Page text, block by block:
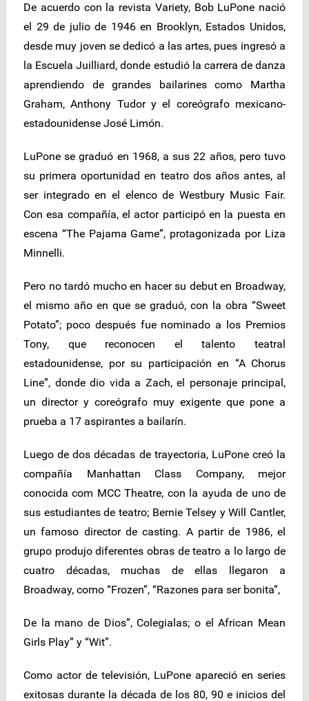
De acuerdo con la revista Variety, Bob LuPone nació
el 29 de julio de 1946 en Brooklyn, Estados Unidos,
desde muy joven se dedicó a las artes, pues ingresó a
la Escuela Juilliard, donde estudió la carrera de danza
aprendiendo de grandes bailarines como Martha
Graham, Anthony Tudor y el coreógrafo mexicano-
estadounidense José Limón.
LuPone se graduó en 1968, a sus 22 años, pero tuvo
su primera oportunidad en teatro dos años antes, al
ser integrado en el elenco de Westbury Music Fair.
Con esa compañía, el actor participó en la puesta en
escena “The Pajama Game”, protagonizada por Liza
Minnelli.
Pero no tardó mucho en hacer su debut en Broadway,
el mismo año en que se graduó, con la obra “Sweet
Potato”; poco después fue nominado a los Premios
Tony, que reconocen el talento teatral
estadounidense, por su participación en “A Chorus
Line”, donde dio vida a Zach, el personaje principal,
un director y coreógrafo muy exigente que pone a
prueba a 17 aspirantes a bailarín.
Luego de dos décadas de trayectoria, LuPone creó la
compañía Manhattan Class Company, mejor
conocida com MCC Theatre, con la ayuda de uno de
sus estudiantes de teatro; Bernie Telsey y Will Cantler,
un famoso director de casting. A partir de 1986, el
grupo produjo diferentes obras de teatro a lo largo de
cuatro décadas, muchas de ellas llegaron a
Broadway, como “Frozen”, “Razones para ser bonita”,
De la mano de Dios”, Colegialas; o el African Mean
Girls Play” y “Wit”.
Como actor de televisión, LuPone apareció en series
exitosas durante la década de los 80, 90 e inicios del